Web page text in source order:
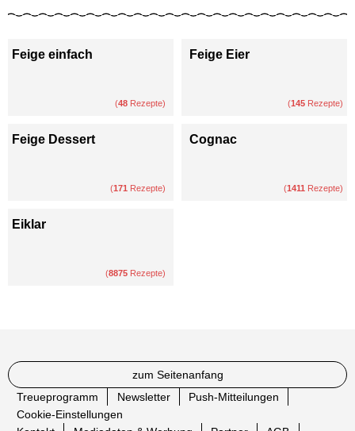
Feige einfach
(48 Rezepte)
Feige Eier
(145 Rezepte)
Feige Dessert
(171 Rezepte)
Cognac
(1411 Rezepte)
Eiklar
(8875 Rezepte)
zum Seitenanfang
Treueprogramm
Newsletter
Push-Mitteilungen
Cookie-Einstellungen